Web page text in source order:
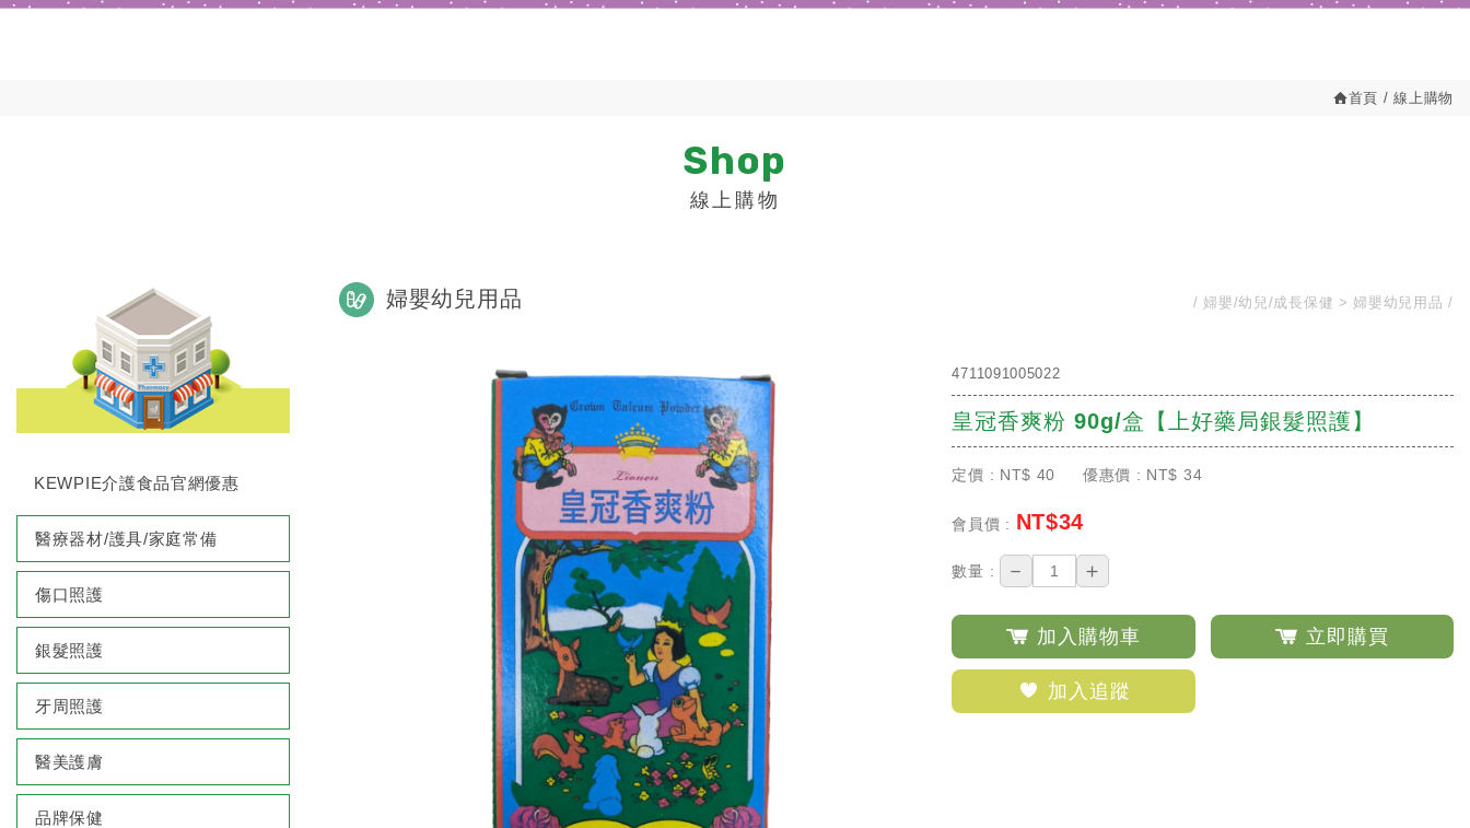
首頁 線上購物
Shop
線上購物
KEWPIE介護食品官網優惠
醫療器材/護具/家庭常備
傷口照護
銀髮照護
牙周照護
醫美護膚
品牌保健
婦嬰/幼兒/成長保健 婦嬰幼兒用品
婦嬰幼兒用品
4711091005022
皇冠香爽粉 90g/盒【上好藥局銀髮照護】
定價 : NT$ 40 優惠價 : NT$ 34
會員價 : NT$34
數量 : － ＋
加入購物車 立即購買
加入追蹤